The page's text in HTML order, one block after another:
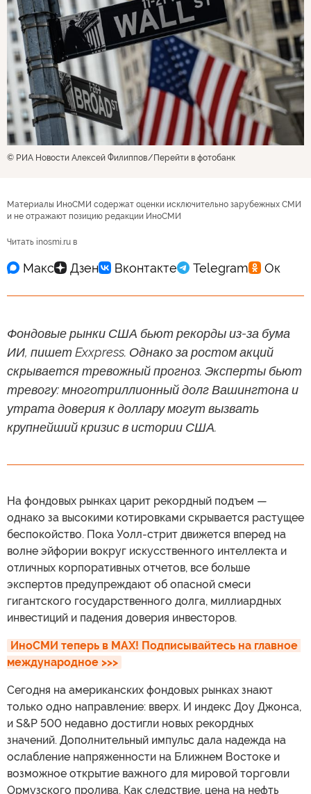
© РИА Новости Алексей Филиппов Перейти в фотобанк
Материалы ИноСМИ содержат оценки исключительно зарубежных СМИ
и не отражают позицию редакции ИноСМИ
Читать inosmi.ru в
Фондовые рынки США бьют рекорды из-за бума
ИИ, пишет Exxpress. Однако за ростом акций
скрывается тревожный прогноз. Эксперты бьют
тревогу: многотриллионный долг Вашингтона и
утрата доверия к доллару могут вызвать
крупнейший кризис в истории США.
На фондовых рынках царит рекордный подъем —
однако за высокими котировками скрывается растущее
беспокойство. Пока Уолл-стрит движется вперед на
волне эйфории вокруг искусственного интеллекта и
отличных корпоративных отчетов, все больше
экспертов предупреждают об опасной смеси
гигантского государственного долга, миллиардных
инвестиций и падения доверия инвесторов.
ИноСМИ теперь в MAX! Подписывайтесь на главное
международное >>>
Сегодня на американских фондовых рынках знают
только одно направление: вверх. И индекс Доу Джонса,
и S&P 500 недавно достигли новых рекордных
значений. Дополнительный импульс дала надежда на
ослабление напряженности на Ближнем Востоке и
возможное открытие важного для мировой торговли
Ормузского пролива. Как следствие, цена на нефть